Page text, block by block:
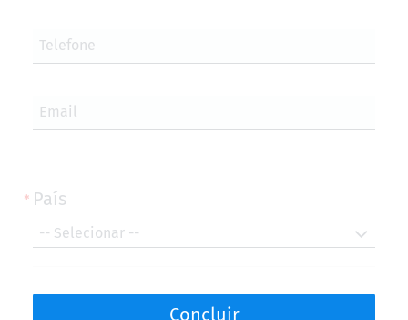
Telefone
Email
País
País
-- Selecionar --
Concluir